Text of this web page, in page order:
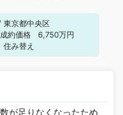
東京都中央区
成約価格
6,750万円
住み替え
が足りなくなったため、